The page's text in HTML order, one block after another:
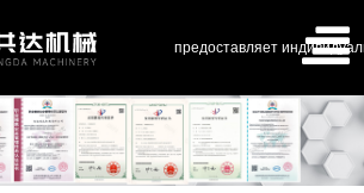
предоставляет